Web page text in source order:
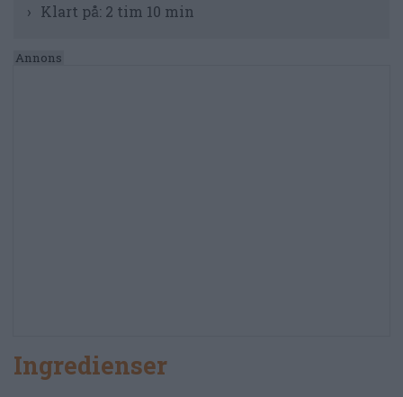
Klart på: 2 tim 10 min
Ingredienser